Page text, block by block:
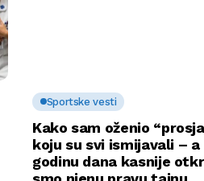
Sportske vesti
Kako sam oženio
koju su svi ismijavali – a
godinu dana kasnije